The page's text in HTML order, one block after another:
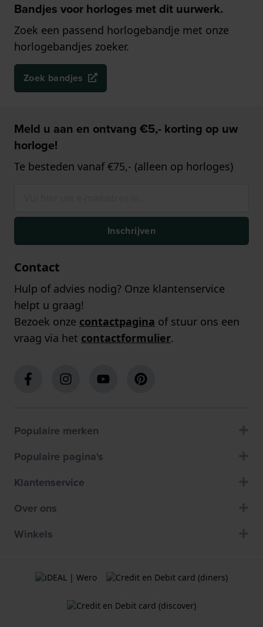
Bandjes voor horloges met dit uurwerk.
Zoek een passend horlogebandje met onze
horlogebandjes zoeker.
Zoek bandjes
Meld u aan en ontvang €5,- korting op uw
horloge!
Te besteden vanaf €75,- (alleen op horloges)
Inschrijven
Contact
Hulp of advies nodig? Onze klantenservice
helpt u graag!
Bezoek onze contactpagina of stuur ons een
vraag via het contactformulier.
Populaire merken
Populaire pagina's
Klantenservice
Over ons
Winkels